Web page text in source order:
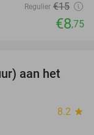
Regulier €15
€8,75
24%
aan het
8.2 star